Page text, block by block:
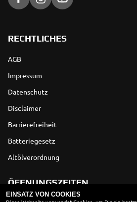
RECHTLICHES
AGB
Impressum
Datenschutz
Disclaimer
Barrierefreiheit
Batteriegesetz
Altölverordnung
ÖFFNUNGSZEITEN
Montag: geschlossen
EINSATZ VON COOKIES